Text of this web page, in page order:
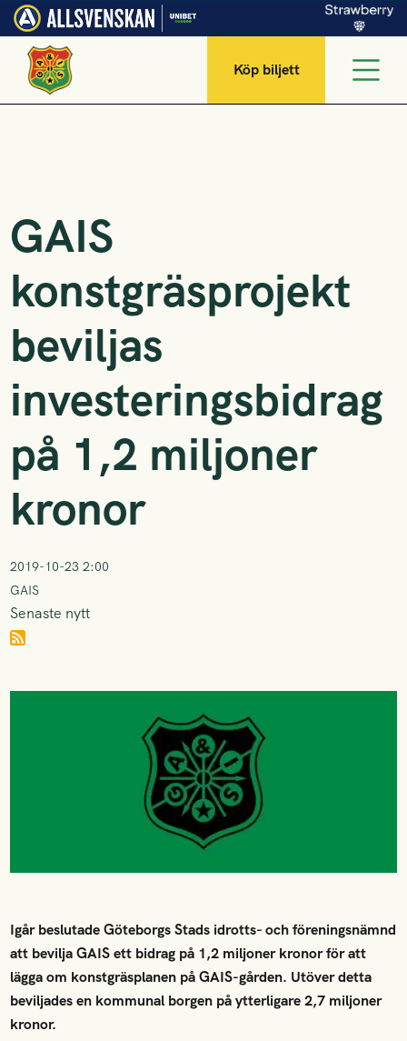
Köp biljett
GAIS
konstgräsprojekt
beviljas
investeringsbidrag
på 1,2 miljoner
kronor
2019-10-23 2:00
GAIS
Senaste nytt
Igår beslutade Göteborgs Stads idrotts- och föreningsnämnd
att bevilja GAIS ett bidrag på 1,2 miljoner kronor för att
lägga om konstgräsplanen på GAIS-gården. Utöver detta
beviljades en kommunal borgen på ytterligare 2,7 miljoner
kronor.